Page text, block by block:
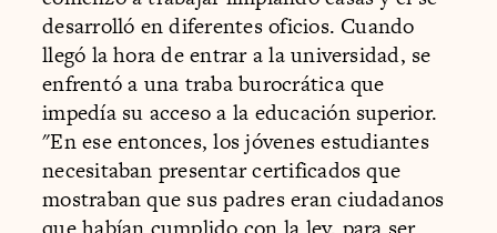
desarrolló en diferentes oficios. Cuando
llegó la hora de entrar a la universidad, se
enfrentó a una traba burocrática que
impedía su acceso a la educación superior.
"En ese entonces, los jóvenes estudiantes
necesitaban presentar certificados que
mostraban que sus padres eran ciudadanos